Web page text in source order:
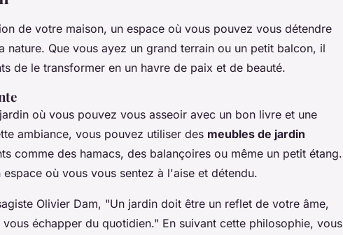
de votre maison, un espace où vous pouvez vous détendre
nature. Que vous ayez un grand terrain ou un petit balcon, il
de le transformer en un havre de paix et de beauté.
où vous pouvez vous asseoir avec un bon livre et une
ambiance, vous pouvez utiliser des meubles de jardin
comme des hamacs, des balançoires ou même un petit étang.
où vous vous sentez à l'aise et détendu.
Olivier Dam, "Un jardin doit être un reflet de votre âme,
échapper du quotidien." En suivant cette philosophie, vous